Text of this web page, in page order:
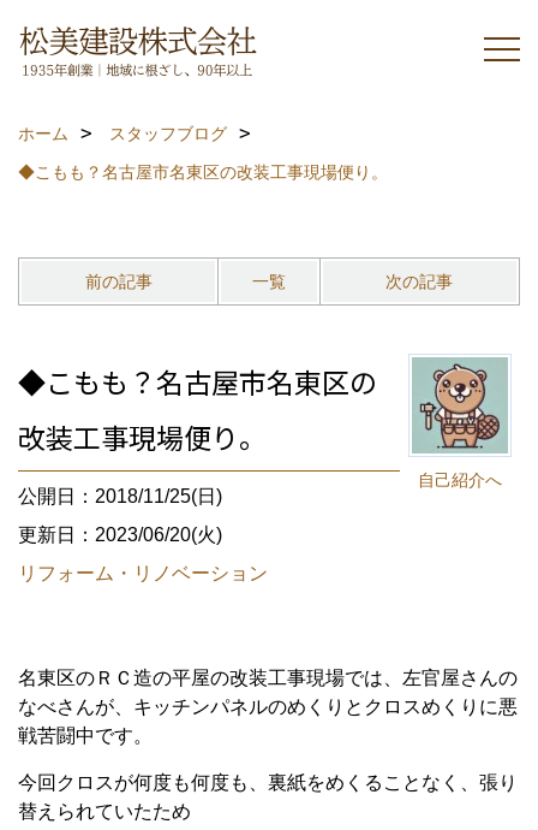
ホーム
スタッフブログ
◆こもも？名古屋市名東区の改装工事現場便り。
前の記事 一覧 次の記事
自己紹介へ
◆こもも？名古屋市名東区の
改装工事現場便り。
公開日：2018/11/25(日)
更新日：2023/06/20(火)
リフォーム・リノベーション
名東区のＲＣ造の平屋の改装工事現場では、左官屋さんの
なべさんが、キッチンパネルのめくりとクロスめくりに悪
戦苦闘中です。
今回クロスが何度も何度も、裏紙をめくることなく、張り
替えられていたため